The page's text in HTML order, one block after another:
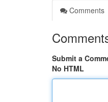
Comments
Submit a
No HTML